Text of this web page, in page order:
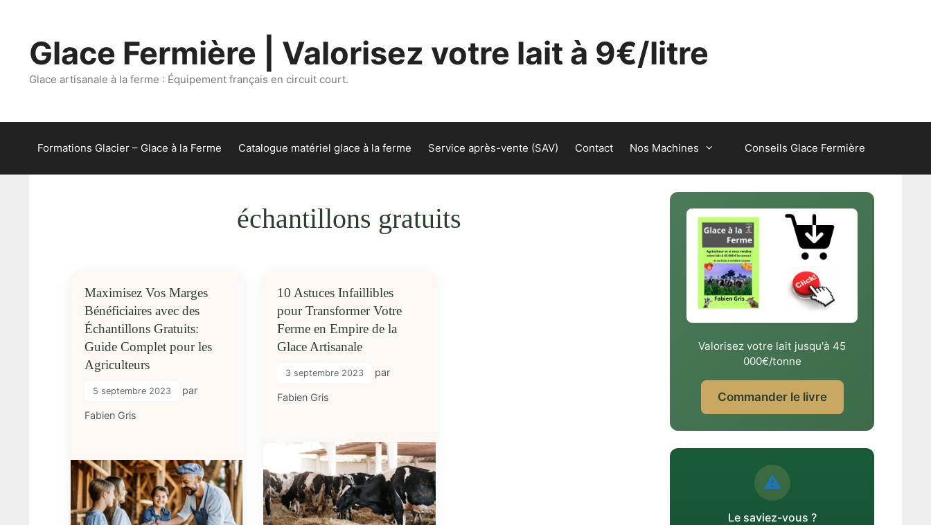
contenuGlace Fermière | Valorisez votre lait à 9€/litre
Glace artisanale à la ferme : Équipement français en circuit court.
Formations Glacier – Glace à la Ferme Catalogue matériel glace à la ferme Service après-vente (SAV) Contact Nos Machines Conseils Glace Fermière
échantillons gratuits
Maximisez Vos Marges
Bénéficiaires avec des
Échantillons Gratuits:
Guide Complet pour les
Agriculteurs
5 septembre 2023 par
Fabien Gris
10 Astuces Infaillibles
pour Transformer Votre
Ferme en Empire de la
Glace Artisanale
3 septembre 2023 par
Fabien Gris
Valorisez votre lait jusqu'à 45
000€/tonne
Commander le livre
⚠️
Le saviez-vous ?